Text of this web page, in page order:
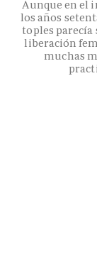
Aunque en el
los años
toples
liberación
muchas